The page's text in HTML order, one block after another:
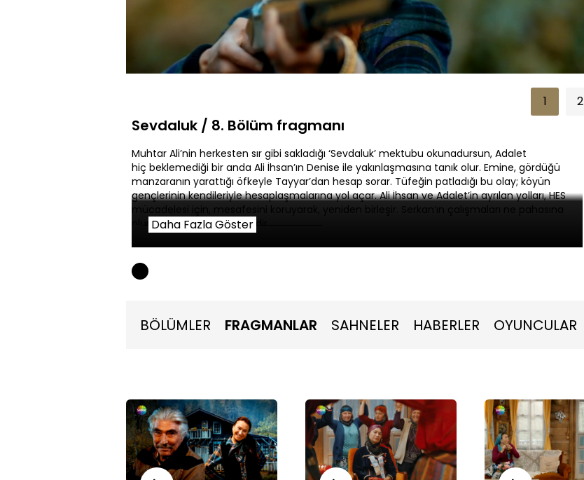
Sessiz
1 2
Sevdaluk / 8. Bölüm fragmanı
Muhtar Ali’nin herkesten sır gibi sakladığı ‘Sevdaluk’ mektubu okunadursun, Adalet
hiç beklemediği bir anda Ali İhsan’ın Denise ile yakınlaşmasına tanık olur. Emine, gördüğü
manzaranın yarattığı öfkeyle Tayyar’dan hesap sorar. Tüfeğin patladığı bu olay; köyün
gençlerinin kendileriyle hesaplaşmalarına yol açar. Ali İhsan ve Adalet’in ayrılan yolları, HES
mücadelesi için, mesafesini koruyarak, yeniden birleşir. Serkan’ın çalışmaları ne pahasına
olursa olsun engellenmelidir.
Daha Fazla Göster
BÖLÜMLER FRAGMANLAR SAHNELER HABERLER OYUNCULAR